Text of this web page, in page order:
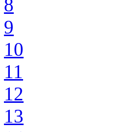
8
9
10
11
12
13